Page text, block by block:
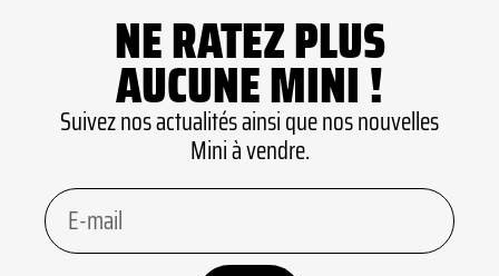
NE RATEZ PLUS
AUCUNE MINI !
Suivez nos actualités ainsi que nos nouvelles
Mini à vendre.